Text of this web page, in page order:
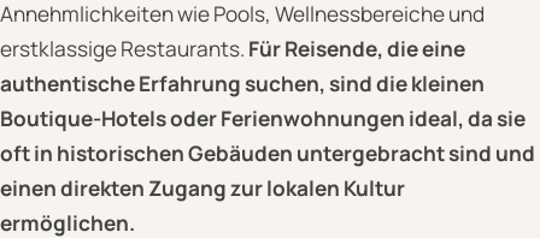
Annehmlichkeiten wie Pools, Wellnessbereiche und
erstklassige Restaurants. Für Reisende, die eine
authentische Erfahrung suchen, sind die kleinen
Boutique-Hotels oder Ferienwohnungen ideal, da sie
oft in historischen Gebäuden untergebracht sind und
einen direkten Zugang zur lokalen Kultur
ermöglichen.